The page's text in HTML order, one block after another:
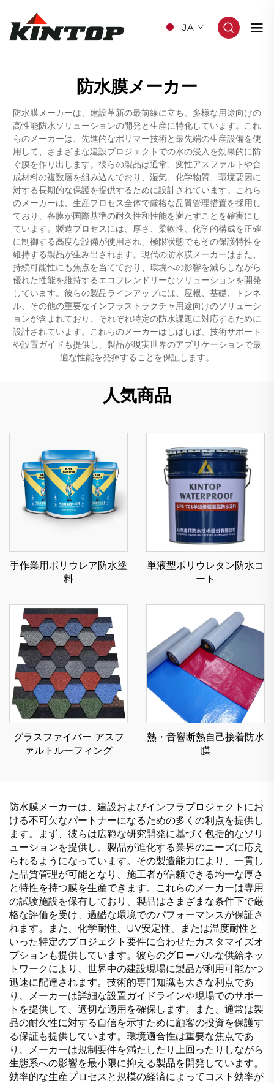
JA
防水膜メーカー
防水膜メーカーは、建設革新の最前線に立ち、多様な用途向けの
高性能防水ソリューションの開発と生産に特化しています。これ
らのメーカーは、先進的なポリマー技術と最先端の生産設備を使
用して、さまざまな建設プロジェクトでの水の浸入を効果的に防
ぐ膜を作り出します。彼らの製品は通常、変性アスファルトや合
成材料の複数層を組み込んでおり、湿気、化学物質、環境要因に
対する長期的な保護を提供するために設計されています。これら
のメーカーは、生産プロセス全体で厳格な品質管理措置を採用し
ており、各膜が国際基準の耐久性和性能を満たすことを確実にし
ています。製造プロセスには、厚さ、柔軟性、化学的構成を正確
に制御する高度な設備が使用され、極限状態でもその保護特性を
維持する製品が生み出されます。現代の防水膜メーカーはまた、
持続可能性にも焦点を当てており、環境への影響を減らしながら
優れた性能を維持するエコフレンドリーなソリューションを開発
しています。彼らの製品ラインアップには、屋根、基礎、トンネ
ル、その他の重要なインフラストラクチャ用途向けのソリューシ
ョンが含まれており、それぞれ特定の防水課題に対応するために
設計されています。これらのメーカーはしばしば、技術サポート
や設置ガイドも提供し、製品が現実世界のアプリケーションで最
適な性能を発揮することを保証します。
人気商品
手作業用ポリウレア防水塗
料
単液型ポリウレタン防水コ
ート
グラスファイバー アスフ
ァルトルーフィング
熱・音響断熱自己接着防水
膜
防水膜メーカーは、建設およびインフラプロジェクトにお
ける不可欠なパートナーになるための多くの利点を提供し
ます。まず、彼らは広範な研究開発に基づく包括的なソリ
ューションを提供し、製品が進化する業界のニーズに応え
られるようになっています。その製造能力により、一貫し
た品質管理が可能となり、施工者が信頼できる均一な厚さ
と特性を持つ膜を生産できます。これらのメーカーは専用
の試験施設を保有しており、製品はさまざまな条件下で厳
格な評価を受け、過酷な環境でのパフォーマンスが保証さ
れます。また、化学耐性、UV安定性、または温度耐性と
いった特定のプロジェクト要件に合わせたカスタマイズオ
プションも提供しています。彼らのグローバルな供給ネッ
トワークにより、世界中の建設現場に製品が利用可能かつ
迅速に配達されます。技術的専門知識も大きな利点であ
り、メーカーは詳細な設置ガイドラインや現場でのサポー
トを提供して、適切な適用を確保します。また、通常は製
品の耐久性に対する自信を示すために顧客の投資を保護す
る保証も提供しています。環境適合性は重要な焦点であ
り、メーカーは規制要件を満たしたり上回ったりしながら
生態系への影響を最小限に抑える製品を開発しています。
効率的な生産プロセスと規模の経済によってコスト効率が